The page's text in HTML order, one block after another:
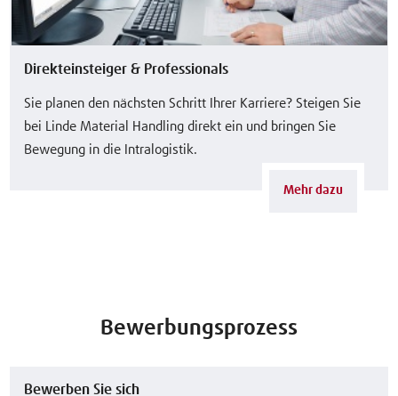
Direkteinsteiger & Professionals
Sie planen den nächsten Schritt Ihrer Karriere? Steigen Sie
bei Linde Material Handling direkt ein und bringen Sie
Bewegung in die Intralogistik.
Mehr dazu
Bewerbungsprozess
Bewerben Sie sich